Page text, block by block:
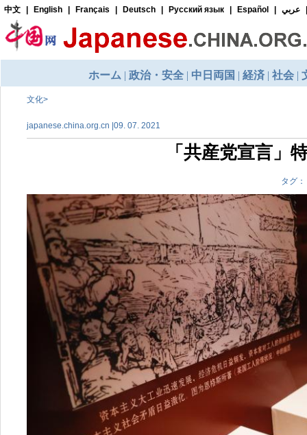
文化>
japanese.china.org.cn |09. 07. 2021
「共産党宣言」
タグ